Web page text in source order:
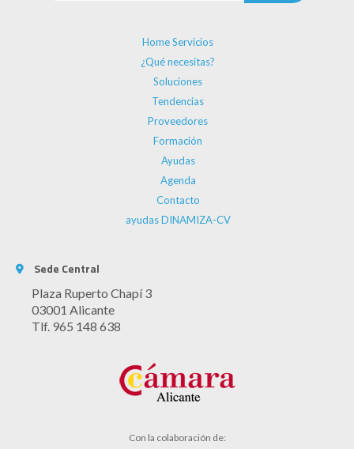
Home Servicios
¿Qué necesitas?
Soluciones
Tendencias
Proveedores
Formación
Ayudas
Agenda
Contacto
ayudas DINAMIZA-CV
Sede Central
Plaza Ruperto Chapí 3
03001 Alicante
Tlf. 965 148 638
Con la colaboración de: